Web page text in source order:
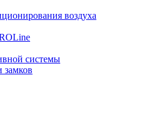
воздуха
системы
замков